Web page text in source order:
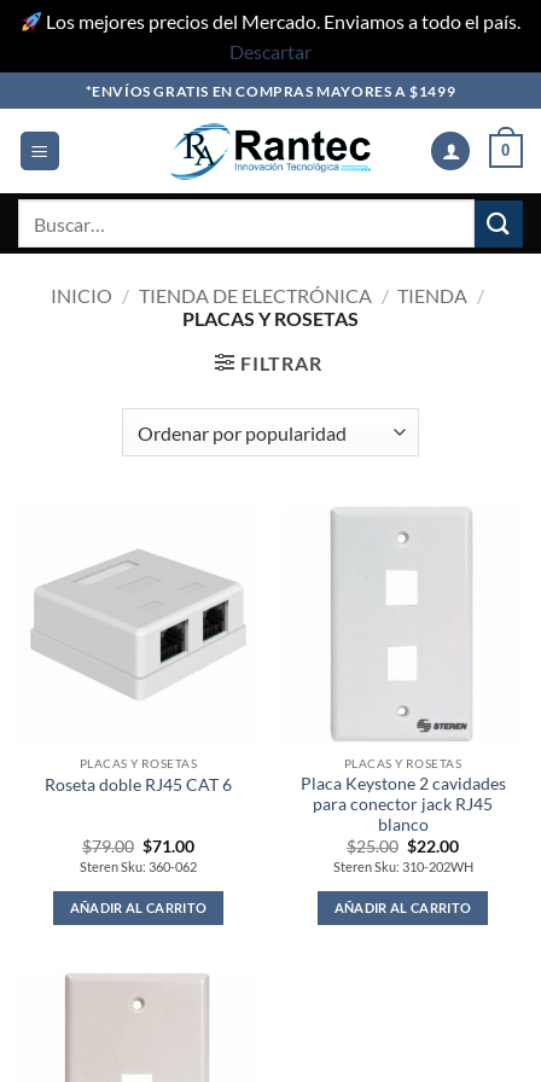
Los mejores precios del Mercado. Enviamos a todo el país.
Descartar
to
content
*ENVÍOS GRATIS EN COMPRAS MAYORES A $1499
0
INICIO / TIENDA DE ELECTRÓNICA / TIENDA /
PLACAS Y ROSETAS
FILTRAR
PLACAS Y ROSETAS
Roseta doble RJ45 CAT 6
$79.00 Original
price
was:
$79.00.
$71.00Current
price
is:
$71.00.
Steren Sku: 360-062
AÑADIR AL CARRITO
PLACAS Y ROSETAS
Placa Keystone 2 cavidades
para conector jack RJ45
blanco
$25.00 Original
price
was:
$25.00.
$22.00Current
price
is:
$22.00.
Steren Sku: 310-202WH
AÑADIR AL CARRITO